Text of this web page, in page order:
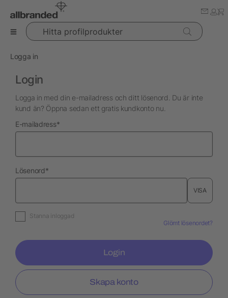
Hitta profilprodukter
Logga in
Login
Logga in med din e-mailadress och ditt lösenord. Du är inte
kund än? Öppna sedan ett gratis kundkonto nu.
E-mailadressnödvändig
*
Lösenordnödvändig
*
VISA
Stanna inloggad
Glömt lösenordet?
Login
Skapa konto